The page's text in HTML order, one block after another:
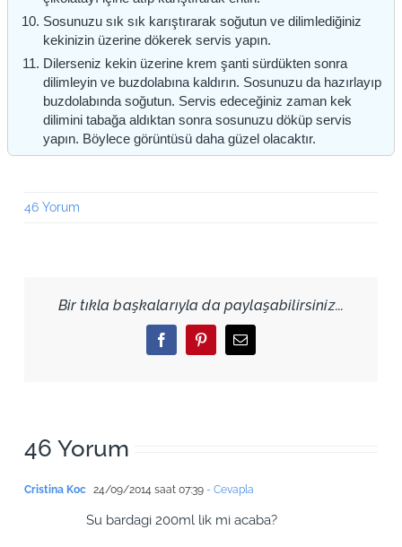
Sosunuzu sık sık karıştırarak soğutun ve dilimlediğiniz
kekinizin üzerine dökerek servis yapın.
Dilerseniz kekin üzerine krem şanti sürdükten sonra
dilimleyin ve buzdolabına kaldırın. Sosunuzu da hazırlayıp
buzdolabında soğutun. Servis edeceğiniz zaman kek
dilimini tabağa aldıktan sonra sosunuzu döküp servis
yapın. Böylece görüntüsü daha güzel olacaktır.
46 Yorum
Bir tıkla başkalarıyla da paylaşabilirsiniz...
FacebookPinterestEmail
46 Yorum
Cristina Koc 24/09/2014 saat 07:39- Cevapla
Su bardagi 200ml lik mi acaba?